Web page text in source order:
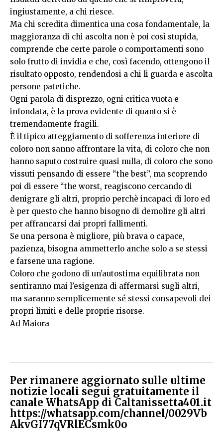
ingiustamente, a chi riesce.
Ma chi scredita dimentica una cosa fondamentale, la
maggioranza di chi ascolta non è poi così stupida,
comprende che certe parole o comportamenti sono
solo frutto di invidia e che, così facendo, ottengono il
risultato opposto, rendendosi a chi li guarda e ascolta
persone patetiche.
Ogni parola di disprezzo, ogni critica vuota e
infondata, è la prova evidente di quanto si è
tremendamente fragili.
È il tipico atteggiamento di sofferenza interiore di
coloro non sanno affrontare la vita, di coloro che non
hanno saputo costruire quasi nulla, di coloro che sono
vissuti pensando di essere “the best”, ma scoprendo
poi di essere “the worst, reagiscono cercando di
denigrare gli altri, proprio perchè incapaci di loro ed
è per questo che hanno bisogno di demolire gli altri
per affrancarsi dai propri fallimenti.
Se una persona è migliore, più brava o capace,
pazienza, bisogna ammetterlo anche solo a se stessi
e farsene una ragione.
Coloro che godono di un’autostima equilibrata non
sentiranno mai l’esigenza di affermarsi sugli altri,
ma saranno semplicemente sé stessi consapevoli dei
propri limiti e delle proprie risorse.
Ad Maiora
Per rimanere aggiornato sulle ultime
notizie locali segui gratuitamente il
canale WhatsApp di Caltanissetta401.it
https://whatsapp.com/channel/0029Vb
AkvGI77qVRlECsmk0o